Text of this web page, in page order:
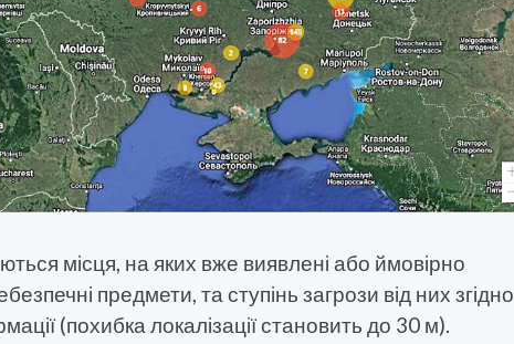
місця, на яких вже виявлені або ймовірно
предмети, та ступінь загрози від них згідно
(похибка локалізації становить до 30 м).